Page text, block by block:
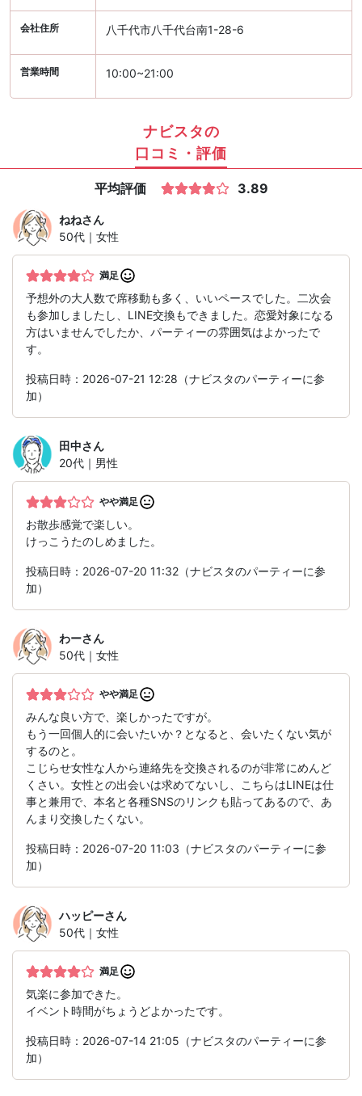
会社住所 八千代市八千代台南1-28-6
営業時間 10:00~21:00
ナビスタの
口コミ・評価
平均評価 3.89
ねねさん
50代｜女性
満足
予想外の大人数で席移動も多く、いいペースでした。二次会
も参加しましたし、LINE交換もできました。恋愛対象になる
方はいませんでしたか、パーティーの雰囲気はよかったで
す。
投稿日時：2026-07-21 12:28（ナビスタのパーティーに参
加）
田中さん
20代｜男性
やや満足
お散歩感覚で楽しい。
けっこうたのしめました。
投稿日時：2026-07-20 11:32（ナビスタのパーティーに参
加）
わーさん
50代｜女性
やや満足
みんな良い方で、楽しかったですが。
もう一回個人的に会いたいか？となると、会いたくない気が
するのと。
こじらせ女性な人から連絡先を交換されるのが非常にめんど
くさい。女性との出会いは求めてないし、こちらはLINEは仕
事と兼用で、本名と各種SNSのリンクも貼ってあるので、あ
んまり交換したくない。
投稿日時：2026-07-20 11:03（ナビスタのパーティーに参
加）
ハッピーさん
50代｜女性
満足
気楽に参加できた。
イベント時間がちょうどよかったです。
投稿日時：2026-07-14 21:05（ナビスタのパーティーに参
加）